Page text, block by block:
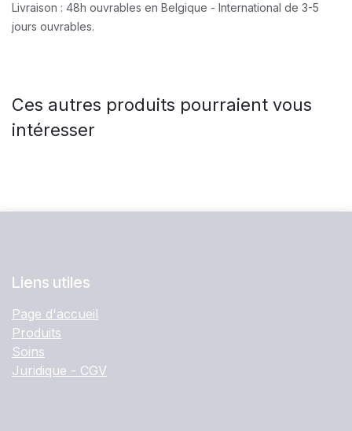
Livraison : 48h ouvrables en Belgique - International de 3-5
jours ouvrables.
Ces autres produits pourraient vous
intéresser
Liens utiles
Page d'accueil
Produits
Soins
Juridique - CGV